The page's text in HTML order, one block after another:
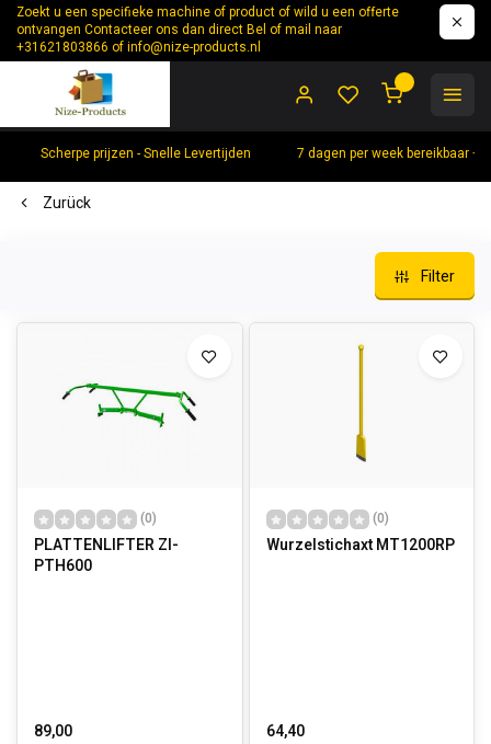
Zoekt u een specifieke machine of product of wild u een offerte
ontvangen Contacteer ons dan direct Bel of mail naar
+31621803866 ofinfo@nize-products.nl
Scherpe prijzen - Snelle Levertijden 7 dagen per week bereikbaar
Zurück
Filter
(0)
PLATTENLIFTER ZI-
PTH600
89,00
(0)
Wurzelstichaxt MT1200RP
64,40